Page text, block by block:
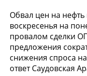
Обвал цен на
воскресенья на
провалом сделки
предложения
снижения спроса
ответ Саудовская